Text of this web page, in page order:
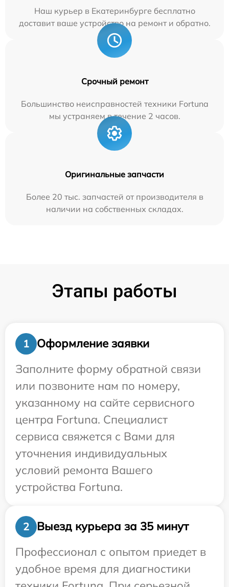
Наш курьер в Екатеринбурге бесплатно
доставит ваше устройство на ремонт и обратно.
Срочный ремонт
Большинство неисправностей техники Fortuna
мы устраняем в течение 2 часов.
Оригинальные запчасти
Более 20 тыс. запчастей от производителя в
наличии на собственных складах.
Этапы работы
1
Оформление заявки
Заполните форму обратной связи
или позвоните нам по номеру,
указанному на сайте сервисного
центра Fortuna. Специалист
сервиса свяжется с Вами для
уточнения индивидуальных
условий ремонта Вашего
устройства Fortuna.
2
Выезд курьера за 35 минут
Профессионал с опытом приедет в
удобное время для диагностики